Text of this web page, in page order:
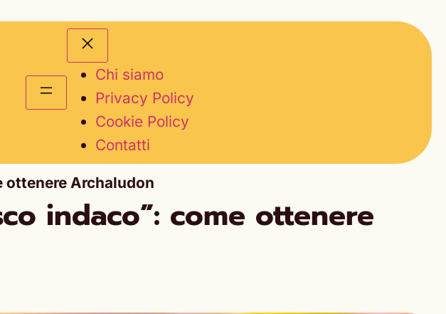
Chi siamo
Privacy Policy
Cookie Policy
Contatti
ottenere Archaludon
indaco”: come ottenere